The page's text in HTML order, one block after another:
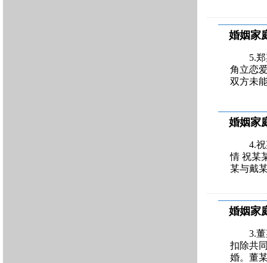
婚姻家
5.
角立恋
双方未
婚姻家
4.
情 祝某
某与戴
婚姻家
3.
扣除共
婚。董